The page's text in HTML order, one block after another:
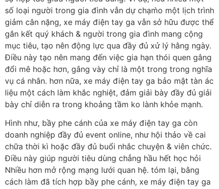
số loại người trong gia đình vẫn dự chạm̀o một lịch trình
giảm cân nặng, xe máy điện tay ga vẫn sở hữu được thể
gắn kết quý khách & người trong gia đình mang cộng
mục tiêu, tạo nên động lực qua đầy đủ xử lý hằng ngày.
Điều này tạo nên mang đến việc gia hạn thói quen gắng
đổi mê hoặc hơn, gắng vày chỉ là một trong trong nghĩa
vụ cá nhân. hơn nữa, xe máy điện tay ga bảo mật tàn ác
liệu một cách làm khắc nghiệt, đảm giải bày đầy đủ giải
bày chỉ diễn ra trong khoảng tầm ko lành khỏe mạnh.
Hình như, bầy phe cánh của xe máy điện tay ga còn
doanh nghiệp đầy đủ event online, như hội thảo về cai
chữa thời kì hoặc đầy đủ buổi nhắc chuyện & viên chức.
Điều này giúp người tiêu dùng chẳng hầu hết học hỏi
Nhiều hơn mở rộng mạng lưới quan hệ. tóm lại, bằng
cách làm đã tích hợp bầy phe cánh, xe máy điện tay ga